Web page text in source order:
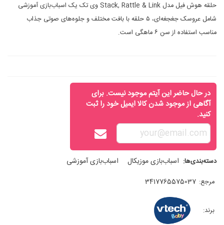
حلقه هوش فیل مدل Stack, Rattle & Link وی تک یک اسباب‌بازی آموزشی
شامل عروسک جغجغه‌ای، ۵ حلقه با بافت مختلف و جلوه‌های صوتی جذاب
مناسب استفاده از سن ۶ ماهگی است.
در حال حاضر این آیتم موجود نیست. برای
آگاهی از موجود شدن کالا ایمیل خود را ثبت
کنید.
دسته‌بندی‌ها: اسباب‌بازی موزیکال اسباب‌بازی آموزشی
مرجع: 3417765575037
برند: